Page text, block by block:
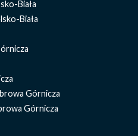
Biała
Biała
Górnicza
Górnicza